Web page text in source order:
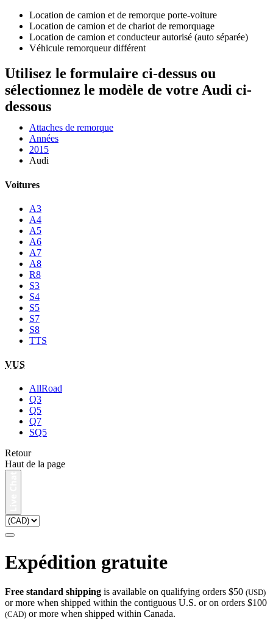
Location de camion et de remorque porte-voiture
Location de camion et de chariot de remorquage
Location de camion et conducteur autorisé (auto séparée)
Véhicule remorqueur différent
Utilisez le formulaire ci-dessus ou
sélectionnez le modèle de votre Audi ci-
dessous
Attaches de remorque
Années
2015
Audi
Voitures
A3
A4
A5
A6
A7
A8
R8
S3
S4
S5
S7
S8
TTS
VUS
AllRoad
Q3
Q5
Q7
SQ5
Retour
Haut de la page
Expédition gratuite
Free standard shipping is available on qualifying orders $50 (USD)
or more when shipped within the contiguous U.S. or on orders $100
(CAD) or more when shipped within Canada.